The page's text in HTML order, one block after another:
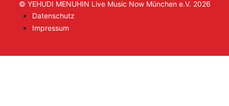
© YEHUDI MENUHIN Live Music Now München e.V. 2026
Datenschutz
Impressum